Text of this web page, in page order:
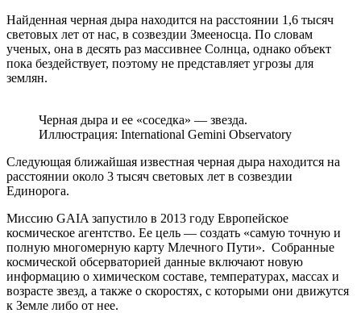
Найденная черная дыра находится на расстоянии 1,6 тысяч
световых лет от нас, в созвездии Змееносца. По словам
ученых, она в десять раз массивнее Солнца, однако объект
пока бездействует, поэтому не представляет угрозы для
землян.
Черная дыра и ее «соседка» — звезда.
Иллюстрация: International Gemini Observatory
Следующая ближайшая известная черная дыра находится на
расстоянии около 3 тысяч световых лет в созвездии
Единорога.
Миссию GAIA запустило в 2013 году Европейское
космическое агентство. Ее цель — создать «самую точную и
полную многомерную карту Млечного Пути». Собранные
космической обсерваторией данные включают новую
информацию о химическом составе, температурах, массах и
возрасте звезд, а также о скоростях, с которыми они движутся
к Земле либо от нее.